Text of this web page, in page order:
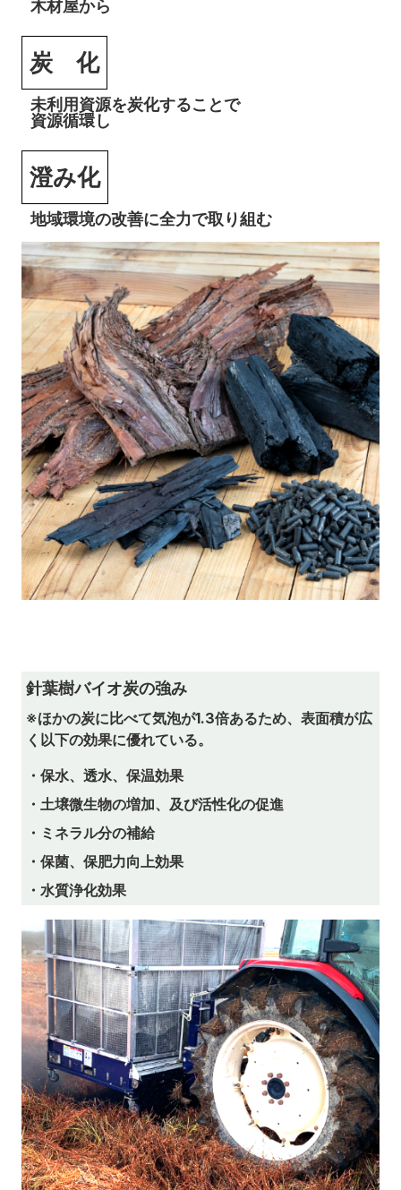
木材屋から
炭 化
未利用資源を炭化することで
資源循環し
澄み化
地域環境の改善に全力で取り組む
針葉樹バイオ炭の強み
※ほかの炭に比べて気泡が1.3倍あるため、表面積が広
く以下の効果に優れている。
・保水、透水、保温効果
・土壌微生物の増加、及び活性化の促進
・ミネラル分の補給
・保菌、保肥力向上効果
・水質浄化効果